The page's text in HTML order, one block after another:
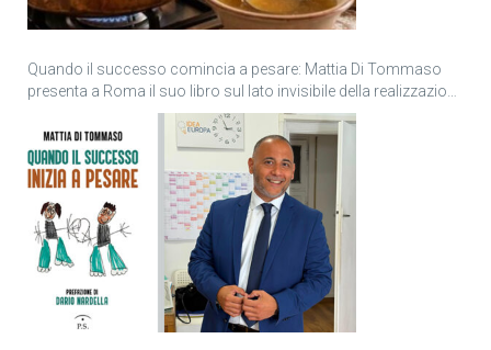
Quando il successo comincia a pesare: Mattia Di Tommaso
presenta a Roma il suo libro sul lato invisibile della realizzazione